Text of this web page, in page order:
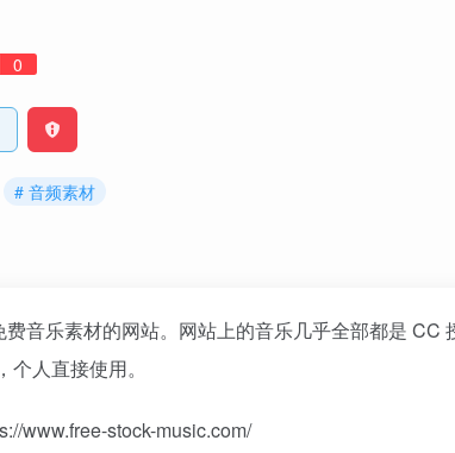
0
# 音频素材
费音乐素材的网站。网站上的音乐几乎全部都是 CC
人直接使用。
www.free-stock-music.com/